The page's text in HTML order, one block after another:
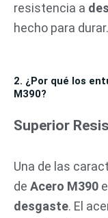
resistencia a
hecho para durar.
2. ¿Por qué los
M390?
Superior
Una de las
de Acero M390
desgaste. El